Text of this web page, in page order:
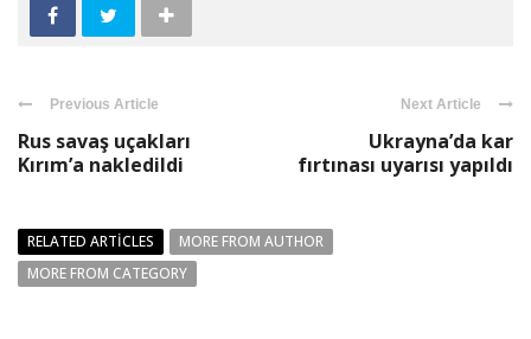
Previous Article
Rus savaş uçakları
Kırım’a nakledildi
Next Article
Ukrayna’da kar
fırtınası uyarısı yapıldı
RELATED ARTICLES
MORE FROM AUTHOR
MORE FROM CATEGORY